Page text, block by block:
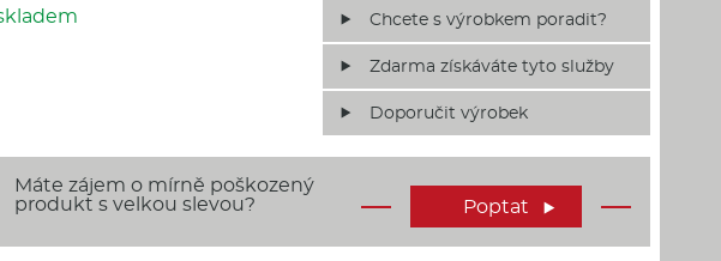
Chcete s výrobkem poradit?
Zdarma získáváte tyto služby
Doporučit výrobek
Poptat 
Máte zájem o mírně poškozený
produkt s velkou slevou?